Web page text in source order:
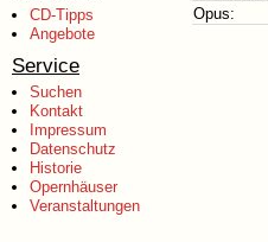
CD-Tipps
Angebote
Service
Suchen
Kontakt
Impressum
Datenschutz
Historie
Opernhäuser
Veranstaltungen
Opus: